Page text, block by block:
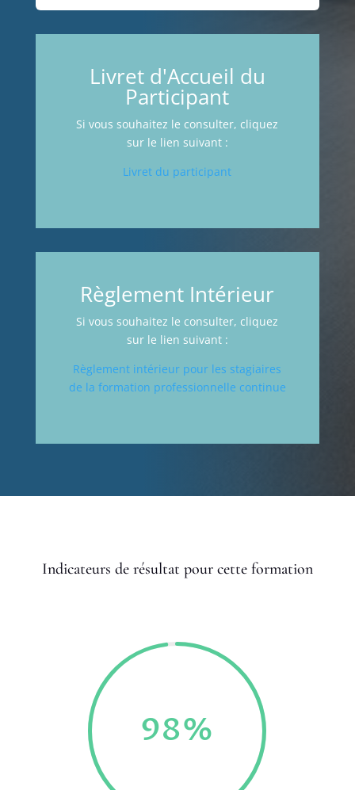
Livret d'Accueil du
Participant
Si vous souhaitez le consulter, cliquez
sur le lien suivant :
Livret du participant
Règlement Intérieur
Si vous souhaitez le consulter, cliquez
sur le lien suivant :
Règlement intérieur pour les stagiaires
de la formation professionnelle continue
Indicateurs de résultat pour cette formation
98%